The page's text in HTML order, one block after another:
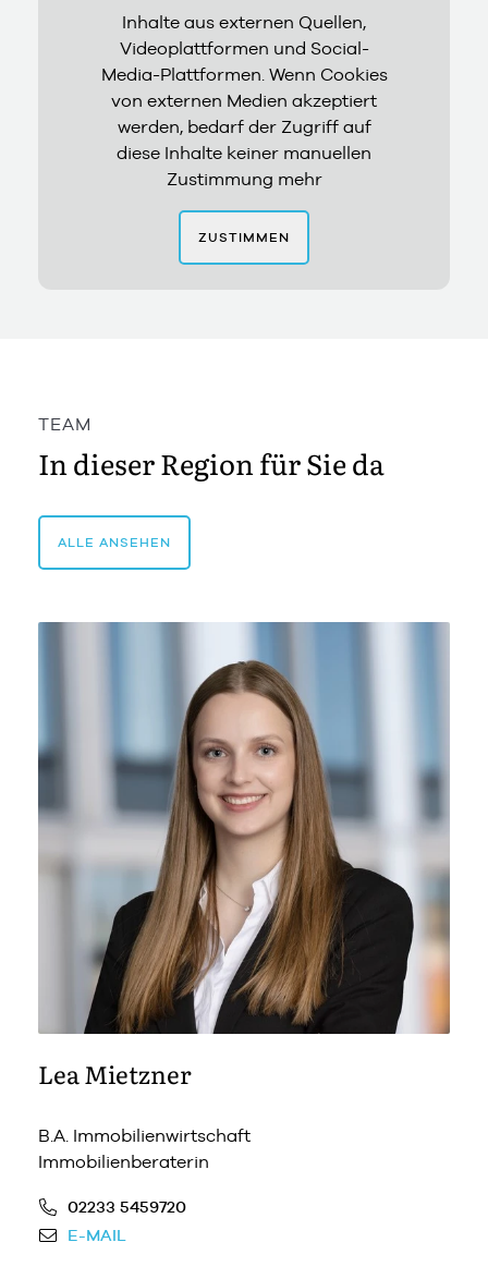
Inhalte aus externen Quellen,
Videoplattformen und Social-
Media-Plattformen. Wenn Cookies
von externen Medien akzeptiert
werden, bedarf der Zugriff auf
diese Inhalte keiner manuellen
Zustimmung mehr
ZUSTIMMEN
TEAM
In dieser Region für Sie da
ALLE ANSEHEN
Lea Mietzner
B.A. Immobilienwirtschaft
Immobilienberaterin
02233 5459720
E-MAIL